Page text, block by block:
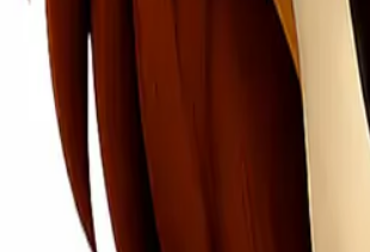
jaminan keamanan melalui fasilitas
Dengan pengalaman bertahun-tahun dalam
berbagai kebutuhan pengiriman
Lionel Express memiliki armada pengiriman
Cargo Jakarta
layanan ekspedisi, Lionel Express
Anda dapat langsung datang ke kantor kami